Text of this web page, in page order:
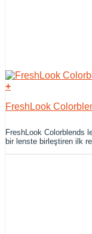
+
FreshLook
FreshLook Colorblends
bir lenste birleştiren ilk